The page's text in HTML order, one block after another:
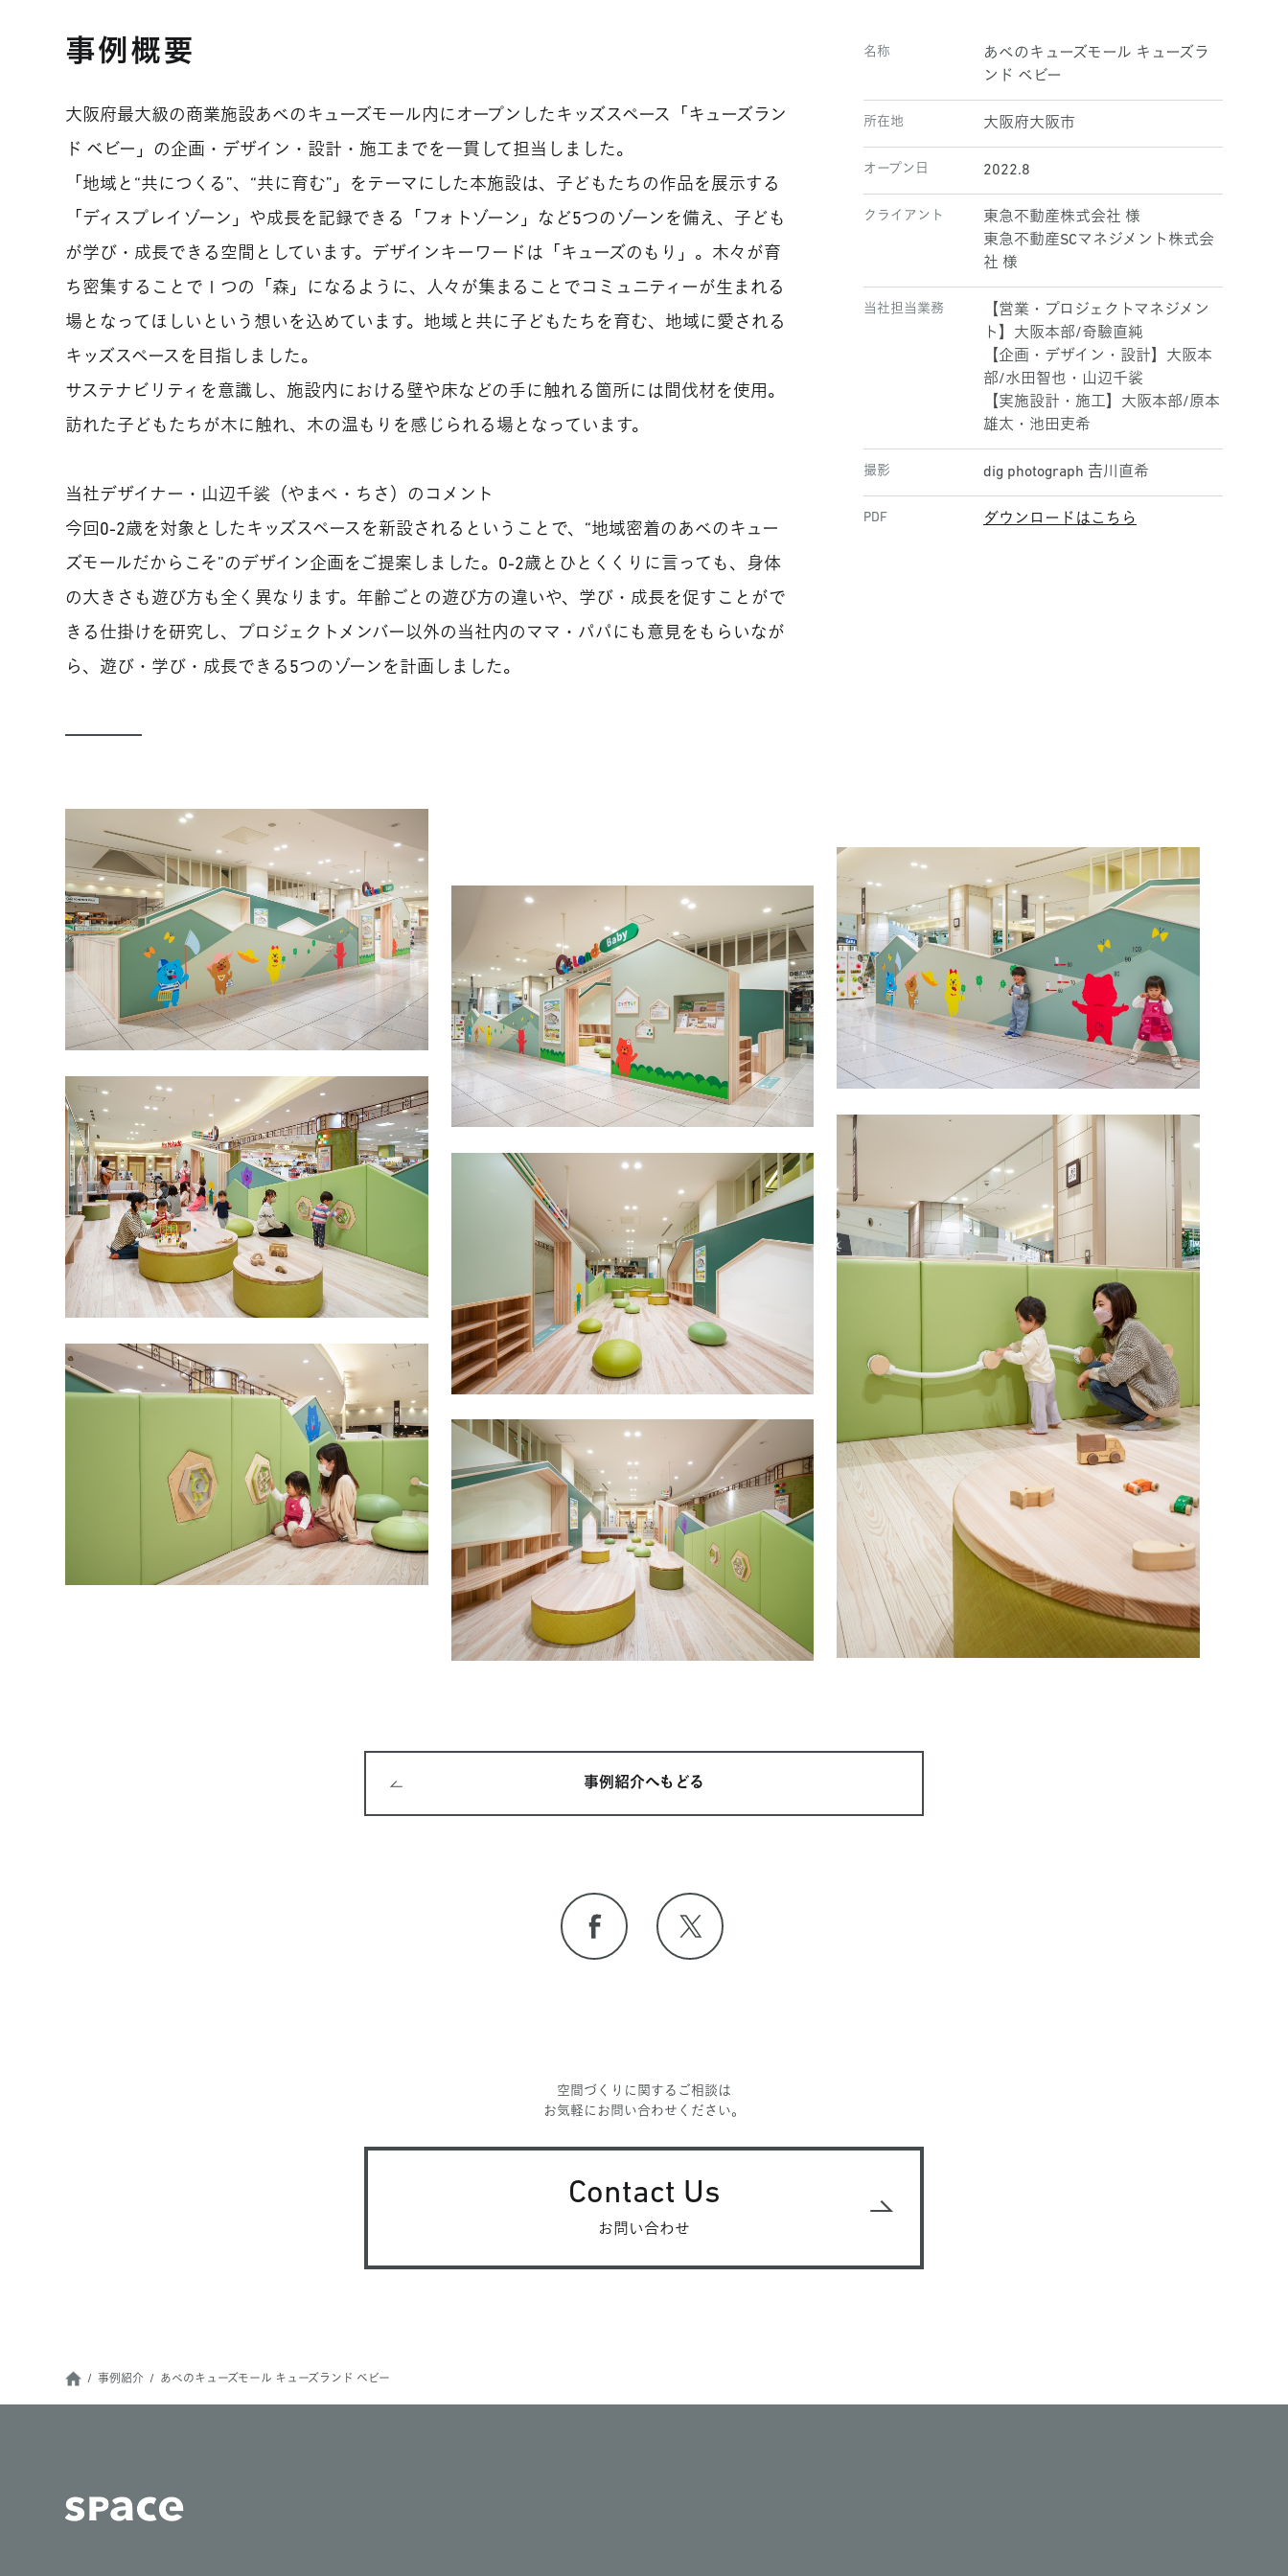
事例概要
大阪府最大級の商業施設あべのキューズモール内にオープンしたキッズスペース「キューズラン
ド ベビー」の企画・デザイン・設計・施工までを一貫して担当しました。
「地域と“共につくる”、“共に育む”」をテーマにした本施設は、子どもたちの作品を展示する
「ディスプレイゾーン」や成長を記録できる「フォトゾーン」など5つのゾーンを備え、子ども
が学び・成長できる空間としています。デザインキーワードは「キューズのもり」。木々が育
ち密集することで１つの「森」になるように、人々が集まることでコミュニティーが生まれる
場となってほしいという想いを込めています。地域と共に子どもたちを育む、地域に愛される
キッズスペースを目指しました。
サステナビリティを意識し、施設内における壁や床などの手に触れる箇所には間伐材を使用。
訪れた子どもたちが木に触れ、木の温もりを感じられる場となっています。
当社デザイナー・山辺千裟（やまべ・ちさ）のコメント
今回0-2歳を対象としたキッズスペースを新設されるということで、“地域密着のあべのキュー
ズモールだからこそ”のデザイン企画をご提案しました。0-2歳とひとくくりに言っても、身体
の大きさも遊び方も全く異なります。年齢ごとの遊び方の違いや、学び・成長を促すことがで
きる仕掛けを研究し、プロジェクトメンバー以外の当社内のママ・パパにも意見をもらいなが
ら、遊び・学び・成長できる5つのゾーンを計画しました。
名称
あべのキューズモール キューズラ
ンド ベビー
所在地 大阪府大阪市
オープン日 2022.8
クライアント
東急不動産株式会社 様
東急不動産SCマネジメント株式会
社 様
当社担当業務
【営業・プロジェクトマネジメン
ト】大阪本部/奇驗直純
【企画・デザイン・設計】大阪本
部/水田智也・山辺千裟
【実施設計・施工】大阪本部/原本
雄太・池田吏希
撮影 dig photograph 𠮷川直希
PDF ダウンロードはこちら
事例紹介へもどる
空間づくりに関するご相談は
お気軽にお問い合わせください。
Contact Us
お問い合わせ
事例紹介 あべのキューズモール キューズランド ベビー